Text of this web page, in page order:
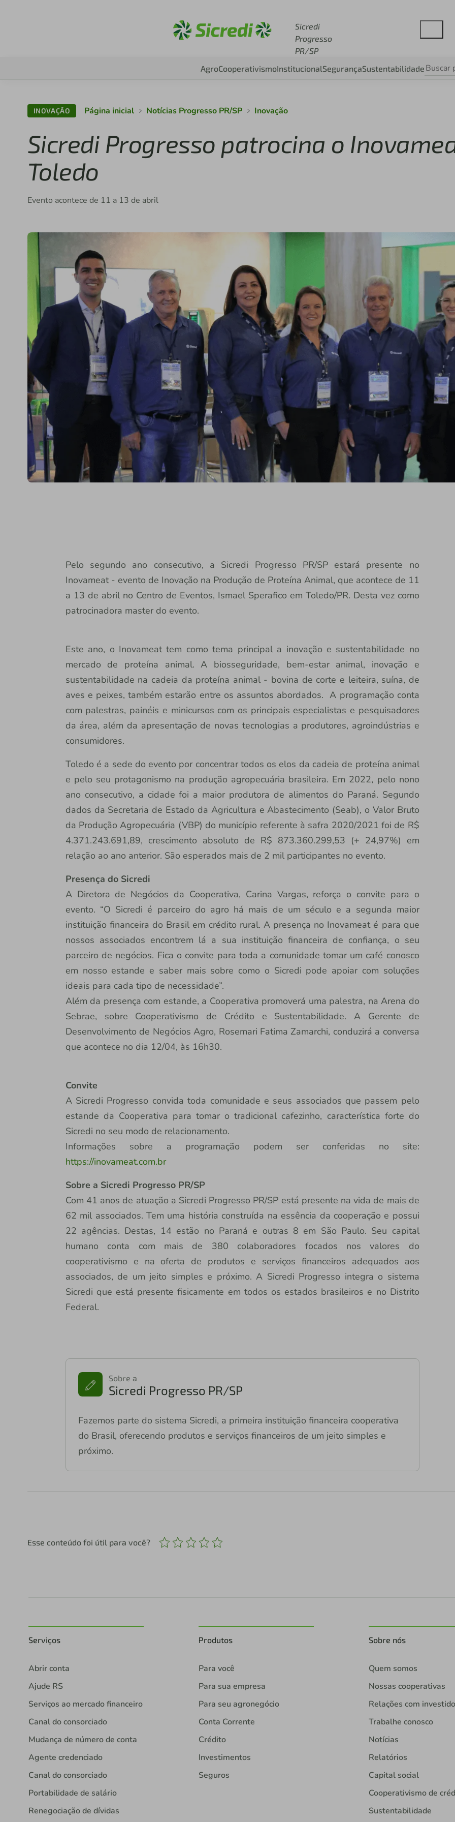
Sicredi
Progresso
PR/SP
AgroCooperativismoInstitucionalSegurançaSustentabilidade
INOVAÇÃO Página inicial Notícias Progresso PR/SP Inovação
Sicredi Progresso patrocina o
Toledo
Evento acontece de 11 a 13 de abril
Pelo segundo ano consecutivo, a Sicredi Progresso PR/SP estará presente no
Inovameat - evento de Inovação na Produção de Proteína Animal, que acontece de 11
a 13 de abril no Centro de Eventos, Ismael Sperafico em Toledo/PR. Desta vez como
patrocinadora master do evento.
Este ano, o Inovameat tem como tema principal a inovação e sustentabilidade no
mercado de proteína animal. A biosseguridade, bem-estar animal, inovação e
sustentabilidade na cadeia da proteína animal - bovina de corte e leiteira, suína, de
aves e peixes, também estarão entre os assuntos abordados. A programação conta
com palestras, painéis e minicursos com os principais especialistas e pesquisadores
da área, além da apresentação de novas tecnologias a produtores, agroindústrias e
consumidores.
Toledo é a sede do evento por concentrar todos os elos da cadeia de proteína animal
e pelo seu protagonismo na produção agropecuária brasileira. Em 2022, pelo nono
ano consecutivo, a cidade foi a maior produtora de alimentos do Paraná. Segundo
dados da Secretaria de Estado da Agricultura e Abastecimento (Seab), o Valor Bruto
da Produção Agropecuária (VBP) do município referente à safra 2020/2021 foi de R$
4.371.243.691,89, crescimento absoluto de R$ 873.360.299,53 (+ 24,97%) em
relação ao ano anterior. São esperados mais de 2 mil participantes no evento.
Presença do Sicredi
A Diretora de Negócios da Cooperativa, Carina Vargas, reforça o convite para o
evento. “O Sicredi é parceiro do agro há mais de um século e a segunda maior
instituição financeira do Brasil em crédito rural. A presença no Inovameat é para que
nossos associados encontrem lá a sua instituição financeira de confiança, o seu
parceiro de negócios. Fica o convite para toda a comunidade tomar um café conosco
em nosso estande e saber mais sobre como o Sicredi pode apoiar com soluções
ideais para cada tipo de necessidade”.
Além da presença com estande, a Cooperativa promoverá uma palestra, na Arena do
Sebrae, sobre Cooperativismo de Crédito e Sustentabilidade. A Gerente de
Desenvolvimento de Negócios Agro, Rosemari Fatima Zamarchi, conduzirá a conversa
que acontece no dia 12/04, às 16h30.
Convite
A Sicredi Progresso convida toda comunidade e seus associados que passem pelo
estande da Cooperativa para tomar o tradicional cafezinho, característica forte do
Sicredi no seu modo de relacionamento.
Informações sobre a programação podem ser conferidas no site:
https://inovameat.com.br
Sobre a Sicredi Progresso PR/SP
Com 41 anos de atuação a Sicredi Progresso PR/SP está presente na vida de mais de
62 mil associados. Tem uma história construída na essência da cooperação e possui
22 agências. Destas, 14 estão no Paraná e outras 8 em São Paulo. Seu capital
humano conta com mais de 380 colaboradores focados nos valores do
cooperativismo e na oferta de produtos e serviços financeiros adequados aos
associados, de um jeito simples e próximo. A Sicredi Progresso integra o sistema
Sicredi que está presente fisicamente em todos os estados brasileiros e no Distrito
Federal.
Sobre a
Sicredi Progresso PR/SP
Fazemos parte do sistema Sicredi, a primeira instituição financeira cooperativa
do Brasil, oferecendo produtos e serviços financeiros de um jeito simples e
próximo.
Esse conteúdo foi útil para você?
Serviços
Abrir conta
Ajude RS
Serviços ao mercado financeiro
Canal do consorciado
Mudança de número de conta
Agente credenciado
Canal do consorciado
Portabilidade de salário
Renegociação de dívidas
Produtos
Para você
Para sua empresa
Para seu agronegócio
Conta Corrente
Crédito
Investimentos
Seguros
Sobre nós
Quem somos
Nossas cooperativas
Relações com
Trabalhe conosco
Notícias
Relatórios
Capital social
Cooperativismo de
Sustentabilidade